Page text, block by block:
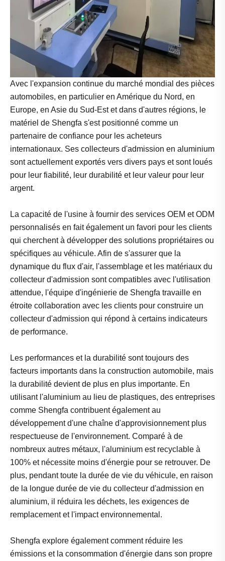
Avec l'expansion continue du marché mondial des pièces
automobiles, en particulier en Amérique du Nord, en
Europe, en Asie du Sud-Est et dans d'autres régions, le
matériel de Shengfa s'est positionné comme un
partenaire de confiance pour les acheteurs
internationaux. Ses collecteurs d'admission en aluminium
sont actuellement exportés vers divers pays et sont loués
pour leur fiabilité, leur durabilité et leur valeur pour leur
argent.
La capacité de l'usine à fournir des services OEM et ODM
personnalisés en fait également un favori pour les clients
qui cherchent à développer des solutions propriétaires ou
spécifiques au véhicule. Afin de s'assurer que la
dynamique du flux d'air, l'assemblage et les matériaux du
collecteur d'admission sont compatibles avec l'utilisation
attendue, l'équipe d'ingénierie de Shengfa travaille en
étroite collaboration avec les clients pour construire un
collecteur d'admission qui répond à certains indicateurs
de performance.
Les performances et la durabilité sont toujours des
facteurs importants dans la construction automobile, mais
la durabilité devient de plus en plus importante. En
utilisant l'aluminium au lieu de plastiques, des entreprises
comme Shengfa contribuent également au
développement d'une chaîne d'approvisionnement plus
respectueuse de l'environnement. Comparé à de
nombreux autres métaux, l'aluminium est recyclable à
100% et nécessite moins d'énergie pour se retrouver. De
plus, pendant toute la durée de vie du véhicule, en raison
de la longue durée de vie du collecteur d'admission en
aluminium, il réduira les déchets, les exigences de
remplacement et l'impact environnemental.
Shengfa explore également comment réduire les
émissions et la consommation d'énergie dans son propre